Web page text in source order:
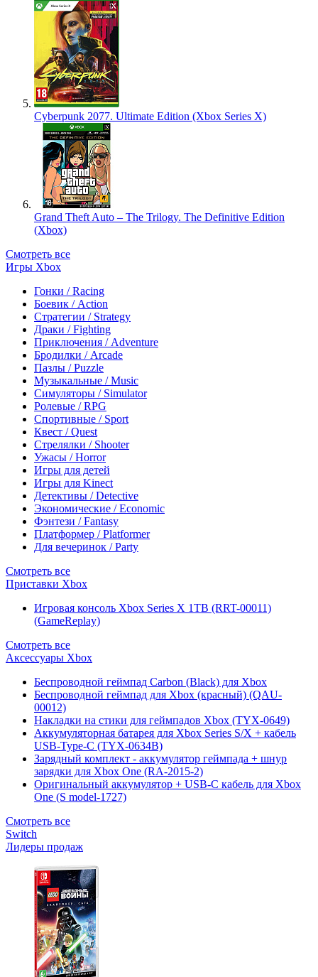
Cyberpunk 2077. Ultimate Edition (Xbox Series X)
Grand Theft Auto – The Trilogy. The Definitive Edition
(Xbox)
Смотреть все
Игры Xbox
Гонки / Racing
Боевик / Action
Стратегии / Strategy
Драки / Fighting
Приключения / Adventure
Бродилки / Arcade
Пазлы / Puzzle
Музыкальные / Music
Симуляторы / Simulator
Ролевые / RPG
Спортивные / Sport
Квест / Quest
Стрелялки / Shooter
Ужасы / Horror
Игры для детей
Игры для Kinect
Детективы / Detective
Экономические / Economic
Фэнтези / Fantasy
Платформер / Platformer
Для вечеринок / Party
Смотреть все
Приставки Xbox
Игровая консоль Xbox Series X 1TB (RRT-00011)
(GameReplay)
Смотреть все
Аксессуары Xbox
Беспроводной геймпад Carbon (Black) для Xbox
Беспроводной геймпад для Xbox (красный) (QAU-
00012)
Накладки на стики для геймпадов Xbox (TYX-0649)
Аккумуляторная батарея для Xbox Series S/X + кабель
USB-Type-C (TYX-0634B)
Зарядный комплект - аккумулятор геймпада + шнур
зарядки для Xbox One (RA-2015-2)
Оригинальный аккумулятор + USB-C кабель для Xbox
One (S model-1727)
Смотреть все
Switch
Лидеры продаж